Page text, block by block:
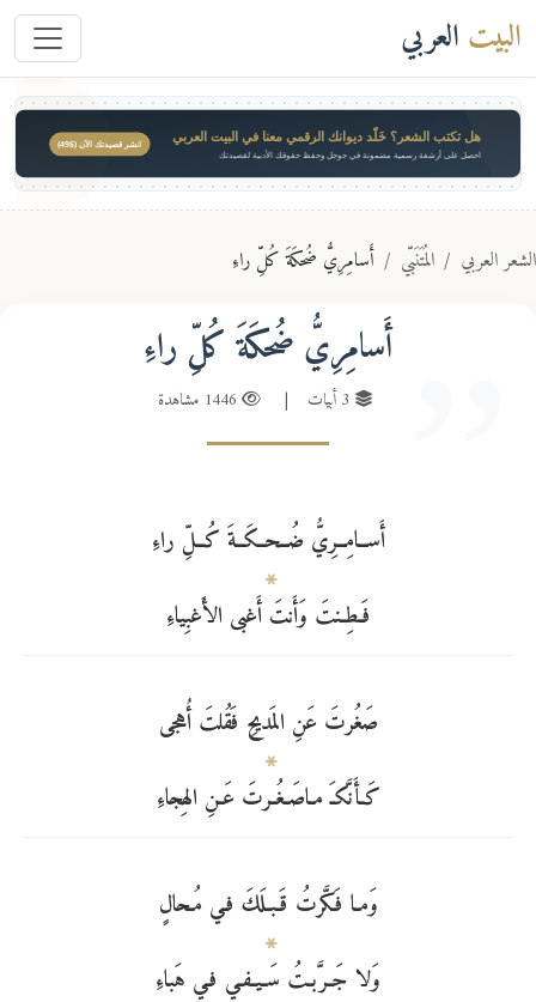
البيتالعربي
هل تكتب الشعر؟ خَلّد ديوانك الرقمي معنا في البيت العربي
احصل على أرشفة رسمية مضمونة في جوجل وحفظ حقوقك الأدبية لقصيدتك
انشر قصيدتك الآن ($49)
العربي المُتَنَبّي أَسامِرِيُّ ضُحكَةَ كُلِّ راءِ
أَسامِرِيُّ ضُحكَةَ كُلِّ راءِ
3 أبيات 1446 مشاهدة
أَســامِــرِيُّ ضُــحــكَــةَ كُــلِّ راءِ
فَـطِـنتَ وَأَنتَ أَغبى الأَغبِياءِ
صَغُرتَ عَنِ المَديحِ فَقُلتَ أُهجى
كَـأَنَّكـَ مـاصَـغُـرتَ عَـنِ الهِجاءِ
وَمـا فَـكَّرتُ قَـبـلَكَ فـي مُـحالٍ
وَلا جَـرَّبـتُ سَـيـفـي فـي هَباءِ